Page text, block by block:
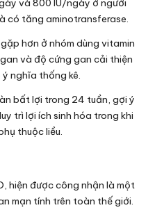
và 800 IU/ngày ở người
có tăng aminotransferase.
hơn ở nhóm dùng vitamin
và độ cứng gan cải thiện
nghĩa thống kê.
bất lợi trong 24 tuần, gợi ý
trì lợi ích sinh hóa trong khi
thuộc liều.
hiện được công nhận là một
mạn tính trên toàn thế giới.